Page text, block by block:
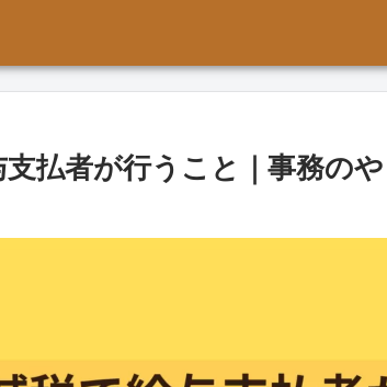
払者が行うこと｜事務の